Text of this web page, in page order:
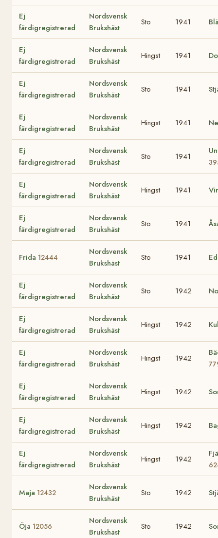
Ej
färdigregistrerad
Nordsvensk
Brukshäst
Sto 1941
Ej
färdigregistrerad
Nordsvensk
Brukshäst
Hingst 1941
Ej
färdigregistrerad
Nordsvensk
Brukshäst
Sto 1941
Ej
färdigregistrerad
Nordsvensk
Brukshäst
Hingst 1941
Ej
färdigregistrerad
Nordsvensk
Brukshäst
Sto 1941
Ej
färdigregistrerad
Nordsvensk
Brukshäst
Hingst 1941
Ej
färdigregistrerad
Nordsvensk
Brukshäst
Sto 1941
Frida 12444
Nordsvensk
Brukshäst
Sto 1941
Ej
färdigregistrerad
Nordsvensk
Brukshäst
Sto 1942
Ej
färdigregistrerad
Nordsvensk
Brukshäst
Hingst 1942
Ej
färdigregistrerad
Nordsvensk
Brukshäst
Hingst 1942
Ej
färdigregistrerad
Nordsvensk
Brukshäst
Hingst 1942
Ej
färdigregistrerad
Nordsvensk
Brukshäst
Hingst 1942
Ej
färdigregistrerad
Nordsvensk
Brukshäst
Hingst 1942
Maja 12432
Nordsvensk
Brukshäst
Sto 1942
Öja 12056
Nordsvensk
Brukshäst
Sto 1942